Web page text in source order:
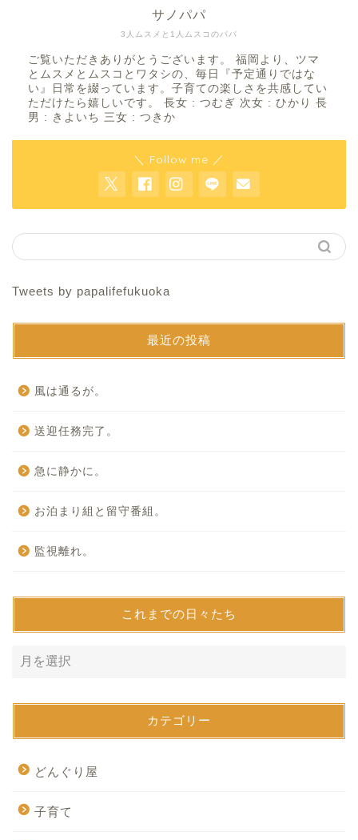
3人ムスメと1人ムスコのパパ
サノパパ
ご覧いただきありがとうございます。 福岡より、ツマ
とムスメとムスコとワタシの、毎日『予定通りではな
い』日常を綴っています。子育ての楽しさを共感してい
ただけたら嬉しいです。 長女 : つむぎ 次女 : ひかり 長
男 : きよいち 三女 : つきか
＼ Follow me ／
Tweets by papalifefukuoka
最近の投稿
風は通るが。
送迎任務完了。
急に静かに。
お泊まり組と留守番組。
監視離れ。
これまでの日々たち
カテゴリー
どんぐり屋
子育て